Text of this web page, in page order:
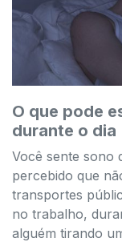
O que pode
durante o dia
Você sente sono
percebido que
transportes
no trabalho,
alguém tirando